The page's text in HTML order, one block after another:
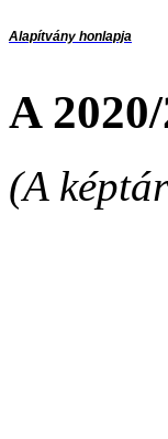
Alapítvány honlapja
A
(A